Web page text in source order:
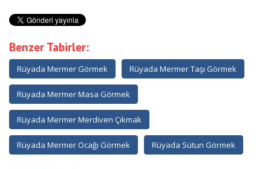
Benzer Tabirler:
Rüyada Mermer Görmek Rüyada Mermer Taşı Görmek
Rüyada Mermer Masa Görmek
Rüyada Mermer Merdiven Çıkmak
Rüyada Mermer Ocağı Görmek Rüyada Sütun Görmek